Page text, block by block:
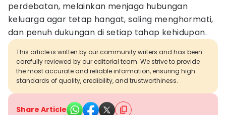
perdebatan, melainkan menjaga hubungan
keluarga agar tetap hangat, saling menghormati,
dan penuh dukungan di setiap tahap kehidupan.
This article is written by our community writers and has been
carefully reviewed by our editorial team. We strive to provide
the most accurate and reliable information, ensuring high
standards of quality, credibility, and trustworthiness.
Share Article